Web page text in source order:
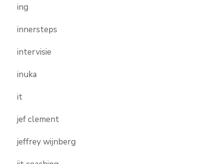
ing
innersteps
intervisie
inuka
it
jef clement
jeffrey wijnberg